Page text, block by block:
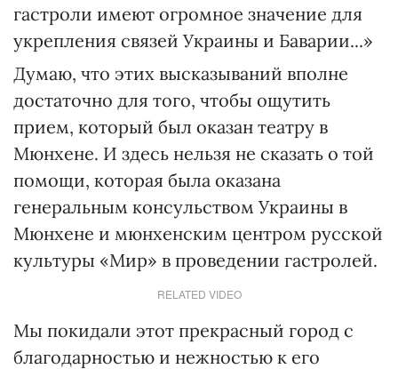
гастроли имеют огромное значение для
укрепления связей Украины и Баварии...»
Думаю, что этих высказываний вполне
достаточно для того, чтобы ощутить
прием, который был оказан театру в
Мюнхене. И здесь нельзя не сказать о той
помощи, которая была оказана
генеральным консульством Украины в
Мюнхене и мюнхенским центром русской
культуры «Мир» в проведении гастролей.
RELATED VIDEO
Мы покидали этот прекрасный город с
благодарностью и нежностью к его